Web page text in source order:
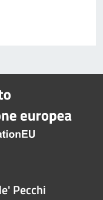
Pecchi